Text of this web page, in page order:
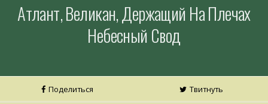
Атлант, Великан, Держащий На Плечах
Небесный Свод
Поделиться Твитнуть